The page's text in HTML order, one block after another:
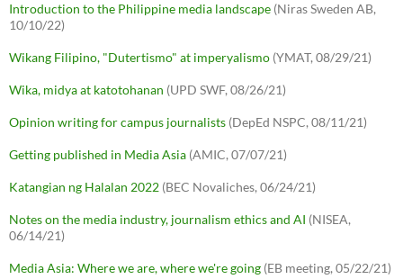
Introduction to the Philippine media landscape (Niras Sweden AB,
10/10/22)
Wikang Filipino, "Dutertismo" at imperyalismo (YMAT, 08/29/21)
Wika, midya at katotohanan (UPD SWF, 08/26/21)
Opinion writing for campus journalists (DepEd NSPC, 08/11/21)
Getting published in Media Asia (AMIC, 07/07/21)
Katangian ng Halalan 2022 (BEC Novaliches, 06/24/21)
Notes on the media industry, journalism ethics and AI (NISEA,
06/14/21)
Media Asia: Where we are, where we're going (EB meeting, 05/22/21)